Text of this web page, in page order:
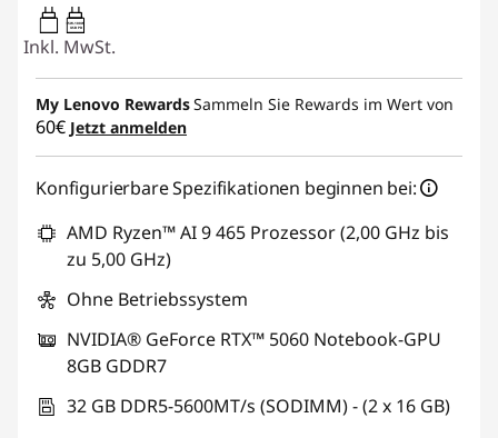
65W-100W
USB PD
Inkl. MwSt.
My Lenovo RewardsSammeln Sie Rewards im Wert von
60€ Jetzt anmelden
Konfigurierbare Spezifikationen beginnen bei:
AMD Ryzen™ AI 9 465 Prozessor (2,00 GHz bis
zu 5,00 GHz)
Ohne Betriebssystem
NVIDIA® GeForce RTX™ 5060 Notebook-GPU
8GB GDDR7
32 GB DDR5-5600MT/s (SODIMM) - (2 x 16 GB)